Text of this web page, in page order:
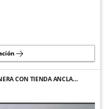
CON TIENDA ANCLA…